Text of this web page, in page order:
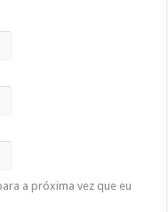
a próxima vez que eu